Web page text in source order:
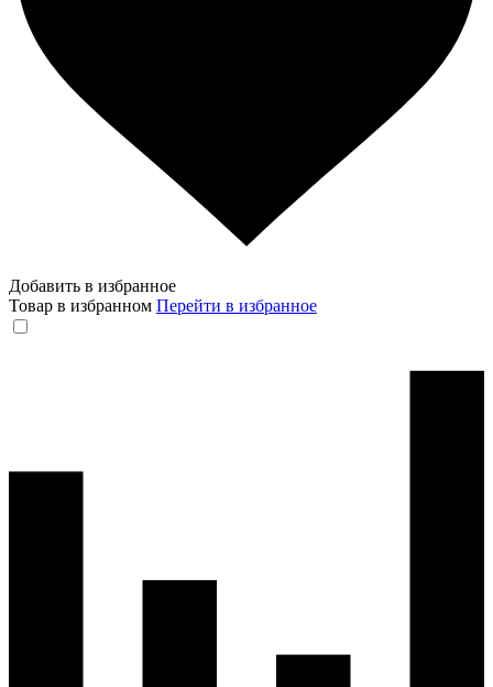
Добавить в избранное
Товар в избранном Перейти в избранное